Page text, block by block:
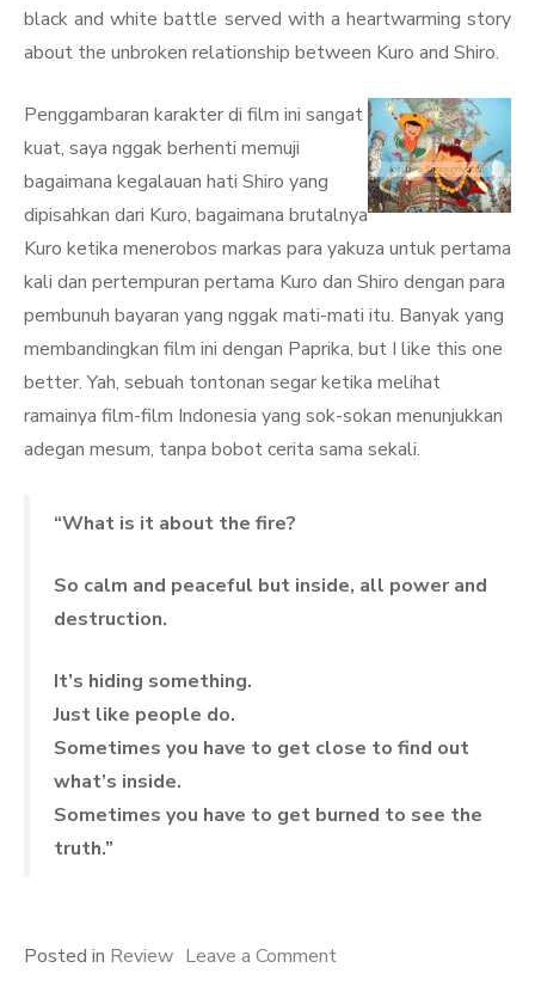
black and white battle served with a heartwarming story
about the unbroken relationship between Kuro and Shiro.
Penggambaran karakter di film ini sangat
kuat, saya nggak berhenti memuji
bagaimana kegalauan hati Shiro yang
dipisahkan dari Kuro, bagaimana brutalnya
Kuro ketika menerobos markas para yakuza untuk pertama
kali dan pertempuran pertama Kuro dan Shiro dengan para
pembunuh bayaran yang nggak mati-mati itu. Banyak yang
membandingkan film ini dengan Paprika, but I like this one
better. Yah, sebuah tontonan segar ketika melihat
ramainya film-film Indonesia yang sok-sokan menunjukkan
adegan mesum, tanpa bobot cerita sama sekali.
“What is it about the fire?
So calm and peaceful but inside, all power and
destruction.
It’s hiding something.
Just like people do.
Sometimes you have to get close to find out
what’s inside.
Sometimes you have to get burned to see the
truth.”
Posted in Review Leave a Commenton